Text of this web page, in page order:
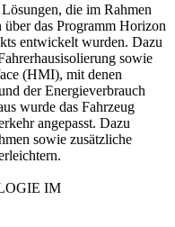
die im Rahmen
das Programm Horizon
entwickelt wurden. Dazu
sowie
(HMI), mit denen
der Energieverbrauch
wurde das Fahrzeug
angepasst. Dazu
sowie zusätzliche
IM